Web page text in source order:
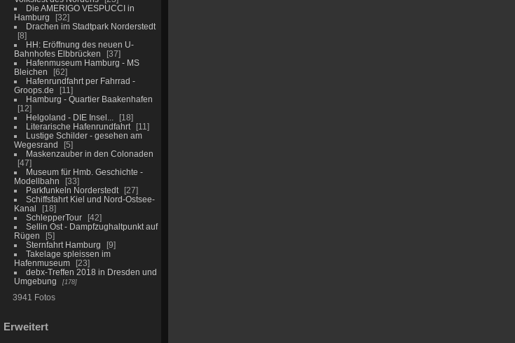
Die AMERIGO VESPUCCI in
Hamburg
32
Drachen im Stadtpark Norderstedt
8
HH: Eröffnung des neuen U-
Bahnhofes Elbbrücken
37
Hafenmuseum Hamburg - MS
Bleichen
62
Hafenrundfahrt per Fahrrad -
Groops.de
11
Hamburg - Quartier Baakenhafen
12
Helgoland - DIE Insel...
18
Literarische Hafenrundfahrt
11
Lustige Schilder - gesehen am
Wegesrand
5
Maskenzauber in den Colonaden
47
Museum für Hmb. Geschichte -
Modellbahn
33
Parkfunkeln Norderstedt
27
Schiffsfahrt Kiel und Nord-Ostsee-
Kanal
18
SchlepperTour
42
Sellin Ost - Dampfzughaltpunkt auf
Rügen
5
Sternfahrt Hamburg
9
Takelage spleissen im
Hafenmuseum
23
debx-Treffen 2018 in Dresden und
Umgebung
178
3941 Fotos
Erweitert